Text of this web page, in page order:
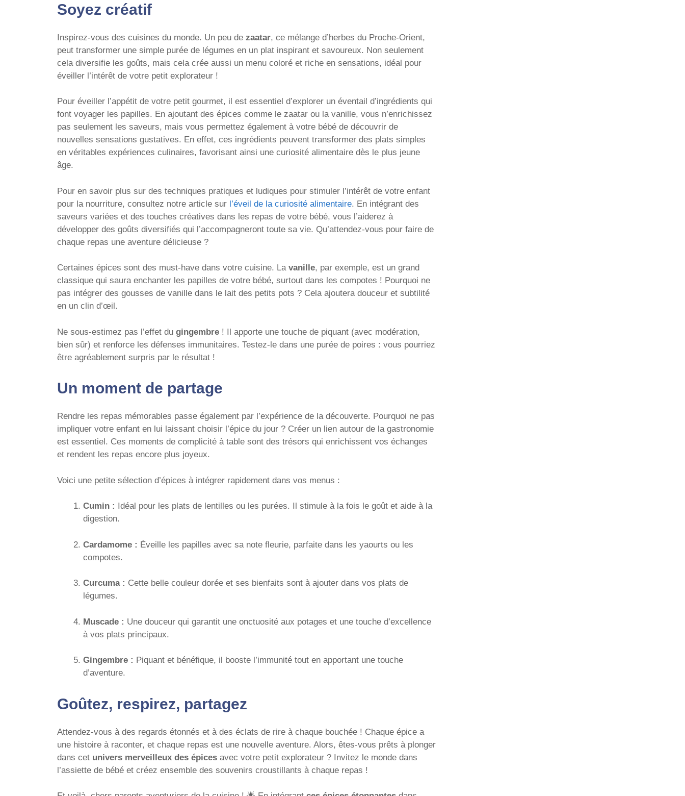
Soyez créatif
Inspirez-vous des cuisines du monde. Un peu de zaatar, ce mélange d’herbes du Proche-Orient,
peut transformer une simple purée de légumes en un plat inspirant et savoureux. Non seulement
cela diversifie les goûts, mais cela crée aussi un menu coloré et riche en sensations, idéal pour
éveiller l’intérêt de votre petit explorateur !
Pour éveiller l’appétit de votre petit gourmet, il est essentiel d’explorer un éventail d’ingrédients qui
font voyager les papilles. En ajoutant des épices comme le zaatar ou la vanille, vous n’enrichissez
pas seulement les saveurs, mais vous permettez également à votre bébé de découvrir de
nouvelles sensations gustatives. En effet, ces ingrédients peuvent transformer des plats simples
en véritables expériences culinaires, favorisant ainsi une curiosité alimentaire dès le plus jeune
âge.
Pour en savoir plus sur des techniques pratiques et ludiques pour stimuler l’intérêt de votre enfant
pour la nourriture, consultez notre article sur l’éveil de la curiosité alimentaire. En intégrant des
saveurs variées et des touches créatives dans les repas de votre bébé, vous l’aiderez à
développer des goûts diversifiés qui l’accompagneront toute sa vie. Qu’attendez-vous pour faire de
chaque repas une aventure délicieuse ?
Certaines épices sont des must-have dans votre cuisine. La vanille, par exemple, est un grand
classique qui saura enchanter les papilles de votre bébé, surtout dans les compotes ! Pourquoi ne
pas intégrer des gousses de vanille dans le lait des petits pots ? Cela ajoutera douceur et subtilité
en un clin d’œil.
Ne sous-estimez pas l’effet du gingembre ! Il apporte une touche de piquant (avec modération,
bien sûr) et renforce les défenses immunitaires. Testez-le dans une purée de poires : vous pourriez
être agréablement surpris par le résultat !
Un moment de partage
Rendre les repas mémorables passe également par l’expérience de la découverte. Pourquoi ne pas
impliquer votre enfant en lui laissant choisir l’épice du jour ? Créer un lien autour de la gastronomie
est essentiel. Ces moments de complicité à table sont des trésors qui enrichissent vos échanges
et rendent les repas encore plus joyeux.
Voici une petite sélection d’épices à intégrer rapidement dans vos menus :
Cumin :
Idéal pour les plats de lentilles ou les purées. Il stimule à la fois le goût et aide à la
digestion.
Cardamome : Éveille les papilles avec sa note fleurie, parfaite dans les yaourts ou les
compotes.
Curcuma : Cette belle couleur dorée et ses bienfaits sont à ajouter dans vos plats de
légumes.
Muscade : Une douceur qui garantit une onctuosité aux potages et une touche d’excellence
à vos plats principaux.
Gingembre : Piquant et bénéfique, il booste l’immunité tout en apportant une touche
d’aventure.
Goûtez, respirez, partagez
Attendez-vous à des regards étonnés et à des éclats de rire à chaque bouchée ! Chaque épice a
une histoire à raconter, et chaque repas est une nouvelle aventure. Alors, êtes-vous prêts à plonger
dans cet univers merveilleux des épices avec votre petit explorateur ? Invitez le monde dans
l’assiette de bébé et créez ensemble des souvenirs croustillants à chaque repas !